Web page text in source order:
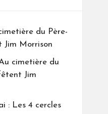
du Père-
Jim Morrison
cimetière du
Jim
: Les 4 cercles